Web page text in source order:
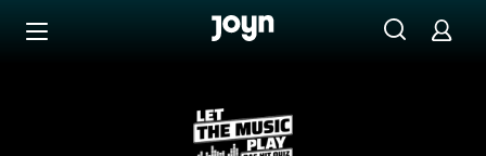
Zum Inhalt springen
Marcela, Sascha, Alex